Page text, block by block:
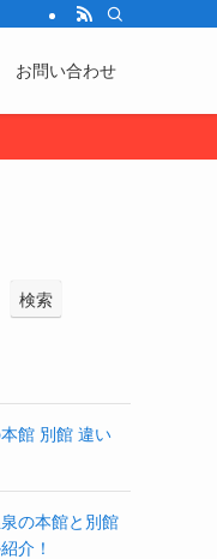
お問い合わせ
検索
館 別館 違い
の本館と別館
介！